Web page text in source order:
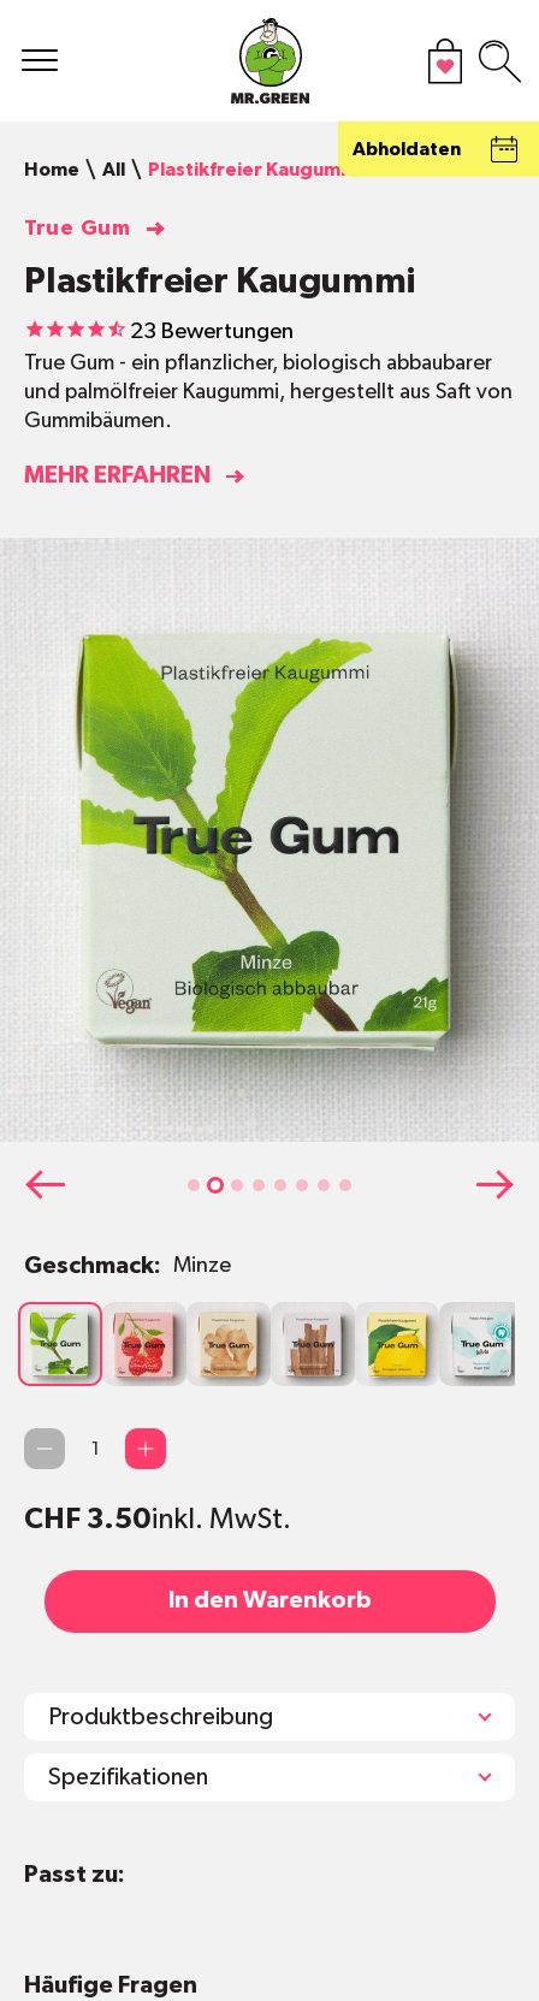
Abholdaten
Home
All Plastikfreier Kaugummi
True Gum
Plastikfreier Kaugummi
23 Bewertungen
True Gum - ein pflanzlicher, biologisch abbaubarer
und palmölfreier Kaugummi, hergestellt aus Saft von
Gummibäumen.
MEHR ERFAHREN
Geschmack: Minze
Minze
Himbeere
& Vanille
Ingwer
&
Kurkuma
Lakritze
Eukalyptus
Zitrone White
zuckerfrei
Anzahl
CHF 3.50inkl. MwSt.
In den Warenkorb
Produktbeschreibung
Spezifikationen
Kartonverpackung
Stevia
Passt zu:
Häufige Fragen